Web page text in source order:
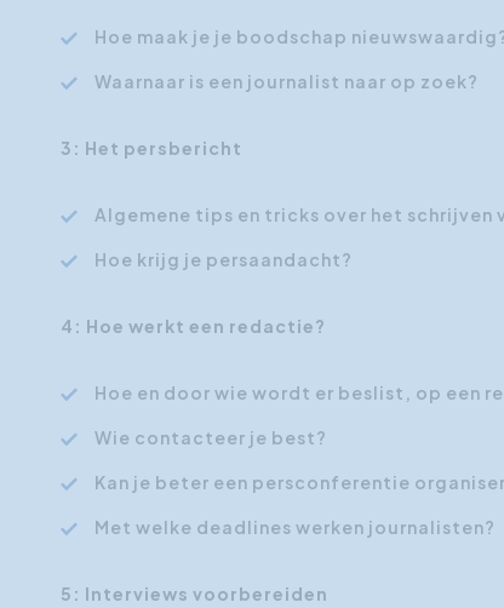
Hoe maak je je boodschap
Waarnaar is een journalist naar op zoek?
3: Het persbericht
Algemene tips en tricks over het schrijven
Hoe krijg je persaandacht?
4: Hoe werkt een redactie?
Hoe en door wie wordt er beslist, op een
Wie contacteer je best?
Kan je beter een persconferentie
Met welke deadlines werken journalisten?
5: Interviews voorbereiden